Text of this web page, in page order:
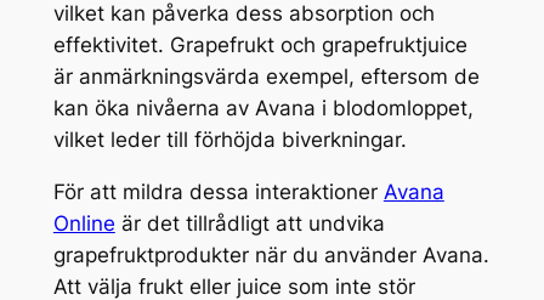
vilket kan påverka dess absorption och
effektivitet. Grapefrukt och grapefruktjuice
är anmärkningsvärda exempel, eftersom de
kan öka nivåerna av Avana i blodomloppet,
vilket leder till förhöjda biverkningar.
För att mildra dessa interaktioner Avana
Online är det tillrådligt att undvika
grapefruktprodukter när du använder Avana.
Att välja frukt eller juice som inte stör